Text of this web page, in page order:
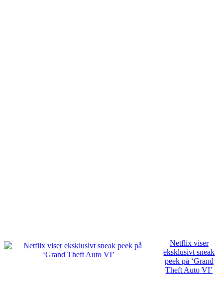
Netflix viser
eksklusivt sneak
peek på ‘Grand
Theft Auto VI’